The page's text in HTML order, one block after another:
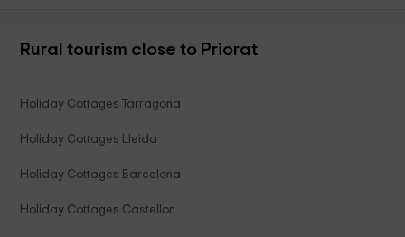
Rural tourism close to Priorat
Holiday Cottages Tarragona
Holiday Cottages Lleida
Holiday Cottages Barcelona
Holiday Cottages Castellon